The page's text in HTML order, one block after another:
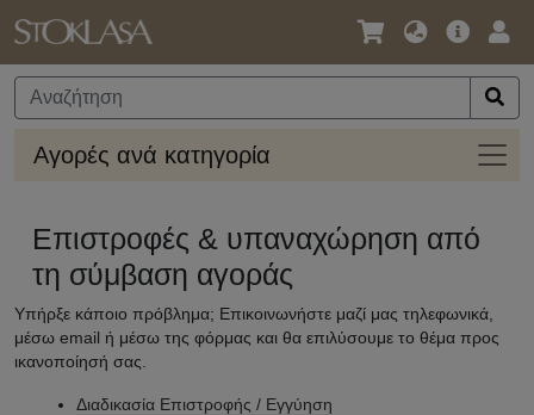
Γλώσσα
Νόμισμα
Κύρια
Αγορές ανά κατηγορία
ανά
Επιστροφές & υπαναχώρηση από
τη σύμβαση αγοράς
Υπήρξε κάποιο πρόβλημα; Επικοινωνήστε μαζί μας τηλεφωνικά,
μέσω email ή μέσω της φόρμας και θα επιλύσουμε το θέμα προς
ικανοποίησή σας.
Διαδικασία Επιστροφής / Εγγύηση